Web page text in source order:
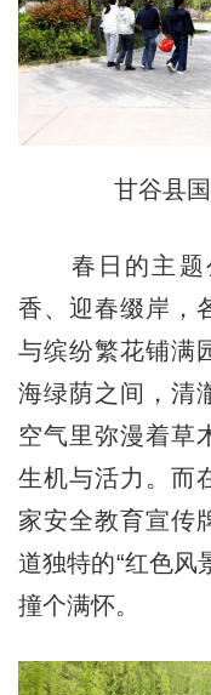
甘谷县
春日的主题
香、迎春缀岸，
与缤纷繁花铺满
海绿荫之间，清
空气里弥漫着草
生机与活力。而
家安全教育宣传
道独特的“红色风
撞个满怀。